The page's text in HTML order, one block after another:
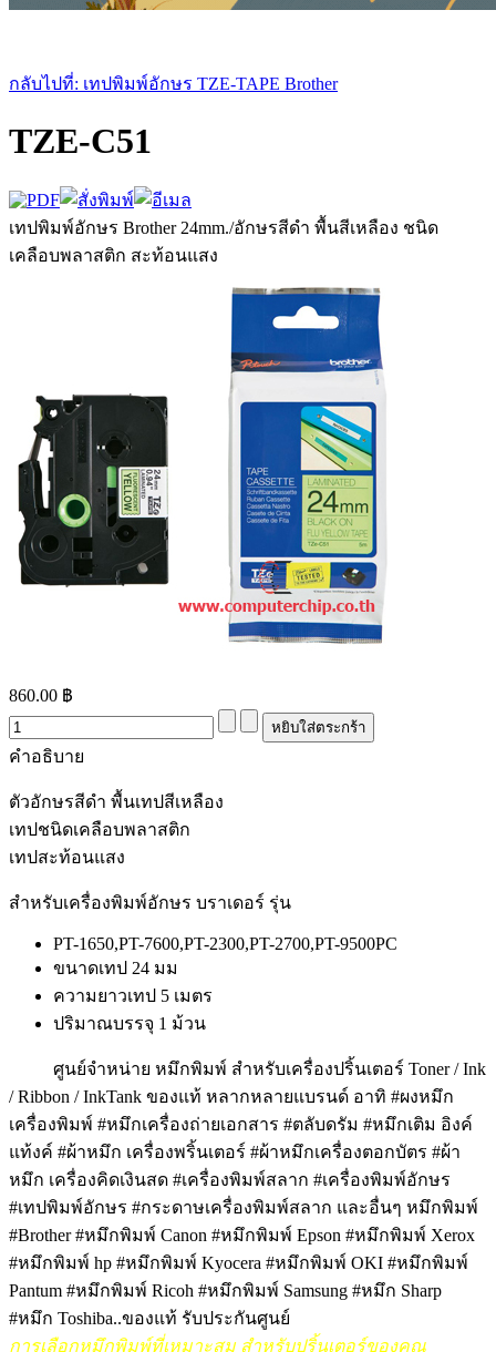
กลับไปที่: เทปพิมพ์อักษร TZE-TAPE Brother
TZE-C51
เทปพิมพ์อักษร Brother 24mm./อักษรสีดำ พื้นสีเหลือง ชนิด
เคลือบพลาสติก สะท้อนแสง
860.00 ฿
คำอธิบาย
ตัวอักษรสีดำ พื้นเทปสีเหลือง
เทปชนิดเคลือบพลาสติก
เทปสะท้อนแสง
สำหรับเครื่องพิมพ์อักษร บราเดอร์ รุ่น
PT-1650,PT-7600,PT-2300,PT-2700,PT-9500PC
ขนาดเทป 24 มม
ความยาวเทป 5 เมตร
ปริมาณบรรจุ 1 ม้วน
ศูนย์จำหน่าย หมึกพิมพ์ สำหรับเครื่องปริ้นเตอร์ Toner / Ink
/ Ribbon / InkTank ของแท้ หลากหลายแบรนด์ อาทิ #ผงหมึก
เครื่องพิมพ์ #หมึกเครื่องถ่ายเอกสาร #ตลับดรัม #หมึกเติม อิงค์
แท้งค์ #ผ้าหมึก เครื่องพริ้นเตอร์ #ผ้าหมึกเครื่องตอกบัตร #ผ้า
หมึก เครื่องคิดเงินสด #เครื่องพิมพ์สลาก #เครื่องพิมพ์อักษร
#เทปพิมพ์อักษร #กระดาษเครื่องพิมพ์สลาก และอื่นๆ หมึกพิมพ์
#Brother #หมึกพิมพ์ Canon #หมึกพิมพ์ Epson #หมึกพิมพ์ Xerox
#หมึกพิมพ์ hp #หมึกพิมพ์ Kyocera #หมึกพิมพ์ OKI #หมึกพิมพ์
Pantum #หมึกพิมพ์ Ricoh #หมึกพิมพ์ Samsung #หมึก Sharp
#หมึก Toshiba..ของแท้ รับประกันศูนย์
การเลือกหมึกพิมพ์ที่เหมาะสม สำหรับปริ้นเตอร์ของคุณ